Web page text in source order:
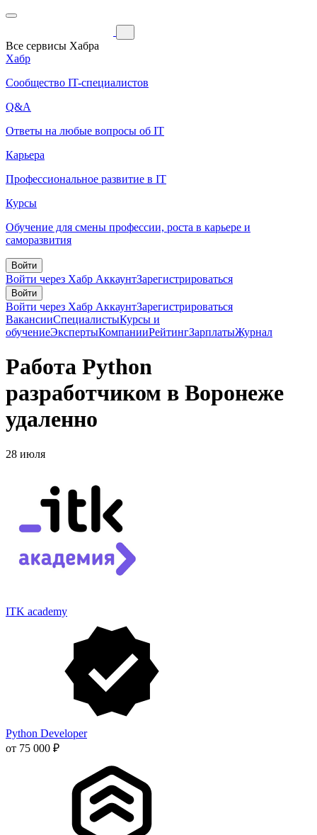
Все сервисы Хабра
Хабр
Сообщество IT-специалистов
Q&A
Ответы на любые вопросы об IT
Карьера
Профессиональное развитие в IT
Курсы
Обучение для смены профессии, роста в карьере и
саморазвития
Войти
Войти через Хабр АккаунтЗарегистрироваться
Войти
Войти через Хабр АккаунтЗарегистрироваться
ВакансииСпециалистыКурсы и
обучениеЭкспертыКомпанииРейтингЗарплатыЖурнал
Работа Python
разработчиком в Воронеже
удаленно
28 июля
ITK academy
Python Developer
от 75 000 ₽